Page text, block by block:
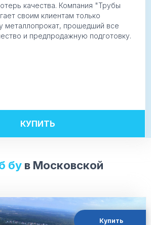
качества. Компания "Трубы
своим клиентам только
металлопрокат, прошедший все
и предпродажную подготовку.
КУПИТЬ
бу в Московской
Купить